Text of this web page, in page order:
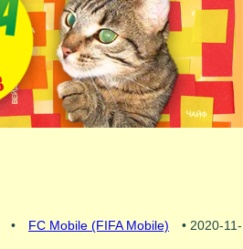
• FC Mobile (FIFA Mobile)
• 2020-11-